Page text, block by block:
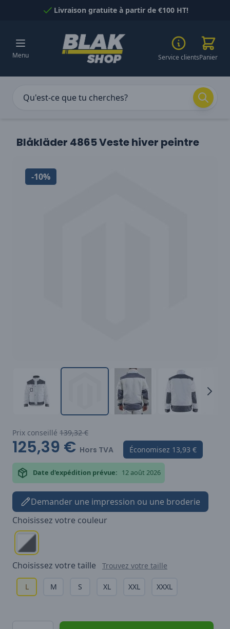
Passer au contenuLivraison gratuite à partir de €100 HT!
Menu Service clientsPanier
Blåkläder 4865 Veste hiver peintre
-10%
Prix conseillé 139,32 €
125,39 € Hors TVA Économisez 13,93 €
Date d'expédition prévue: 12 août 2026
Demander une impression ou une broderie
Choisissez votre couleur
Choisissez votre taille Trouvez votre taille
L M S XL XXL XXXL